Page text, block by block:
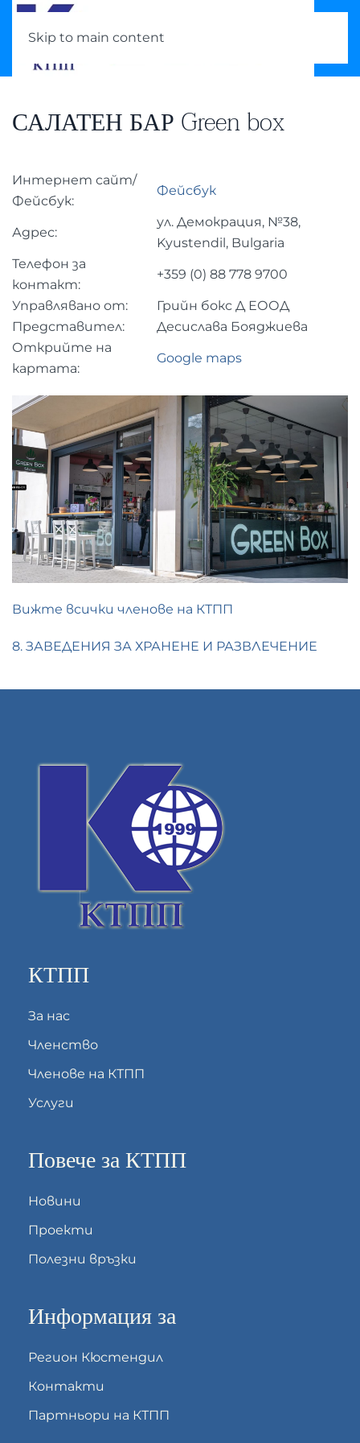
Skip to main content
САЛАТЕН БАР Green box
Интернет сайт/
Фейсбук:
Фейсбук
Адрес:
ул. Демокрация, №38,
Kyustendil, Bulgaria
Телефон за
контакт:
+359 (0) 88 778 9700
Управлявано от:
Грийн бокс Д ЕООД
Представител:
Десислава Бояджиева
Открийте на
картата:
Google maps
Вижте всички членове на КТПП
8. ЗАВЕДЕНИЯ ЗА ХРАНЕНЕ И РАЗВЛЕЧЕНИЕ
КТПП
За нас
Членство
Членове на КТПП
Услуги
Повече за КТПП
Новини
Проекти
Полезни връзки
Информация за
Регион Кюстендил
Контакти
Партньори на КТПП